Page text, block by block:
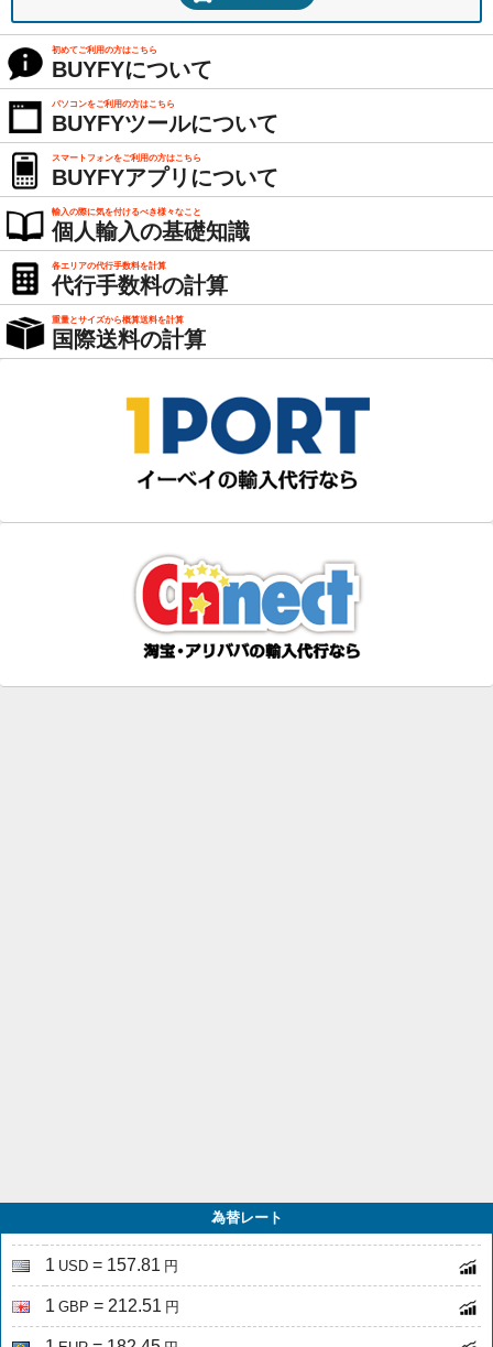
初めてご利用の方はこちら
BUYFYについて
パソコンをご利用の方はこちら
BUYFYツールについて
スマートフォンをご利用の方はこちら
BUYFYアプリについて
輸入の際に気を付けるべき様々なこと
個人輸入の基礎知識
各エリアの代行手数料を計算
代行手数料の計算
重量とサイズから概算送料を計算
国際送料の計算
為替レート
1 USD = 157.81 円
1 GBP = 212.51 円